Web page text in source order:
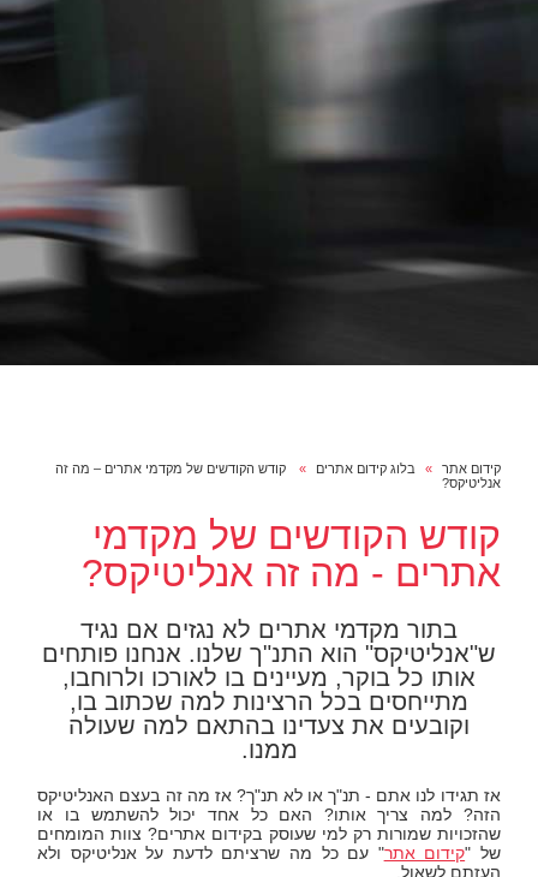
קידום אתר בלוג קידום אתרים
קודש הקודשים של מקדמי אתרים – מה זה
אנליטיקס?
קודש הקודשים של מקדמי
אתרים - מה זה אנליטיקס?
בתור מקדמי אתרים לא נגזים אם נגיד
ש"אנליטיקס" הוא התנ"ך שלנו. אנחנו פותחים
אותו כל בוקר, מעיינים בו לאורכו ולרוחבו,
מתייחסים בכל הרצינות למה שכתוב בו,
וקובעים את צעדינו בהתאם למה שעולה
ממנו.
אז תגידו לנו אתם - תנ"ך או לא תנ"ך? אז מה זה בעצם האנליטיקס
הזה? למה צריך אותו? האם כל אחד יכול להשתמש בו או
שהזכויות שמורות רק למי שעוסק בקידום אתרים? צוות המומחים
של "קידום אתר" עם כל מה שרציתם לדעת על אנליטיקס ולא
העזתם לשאול.